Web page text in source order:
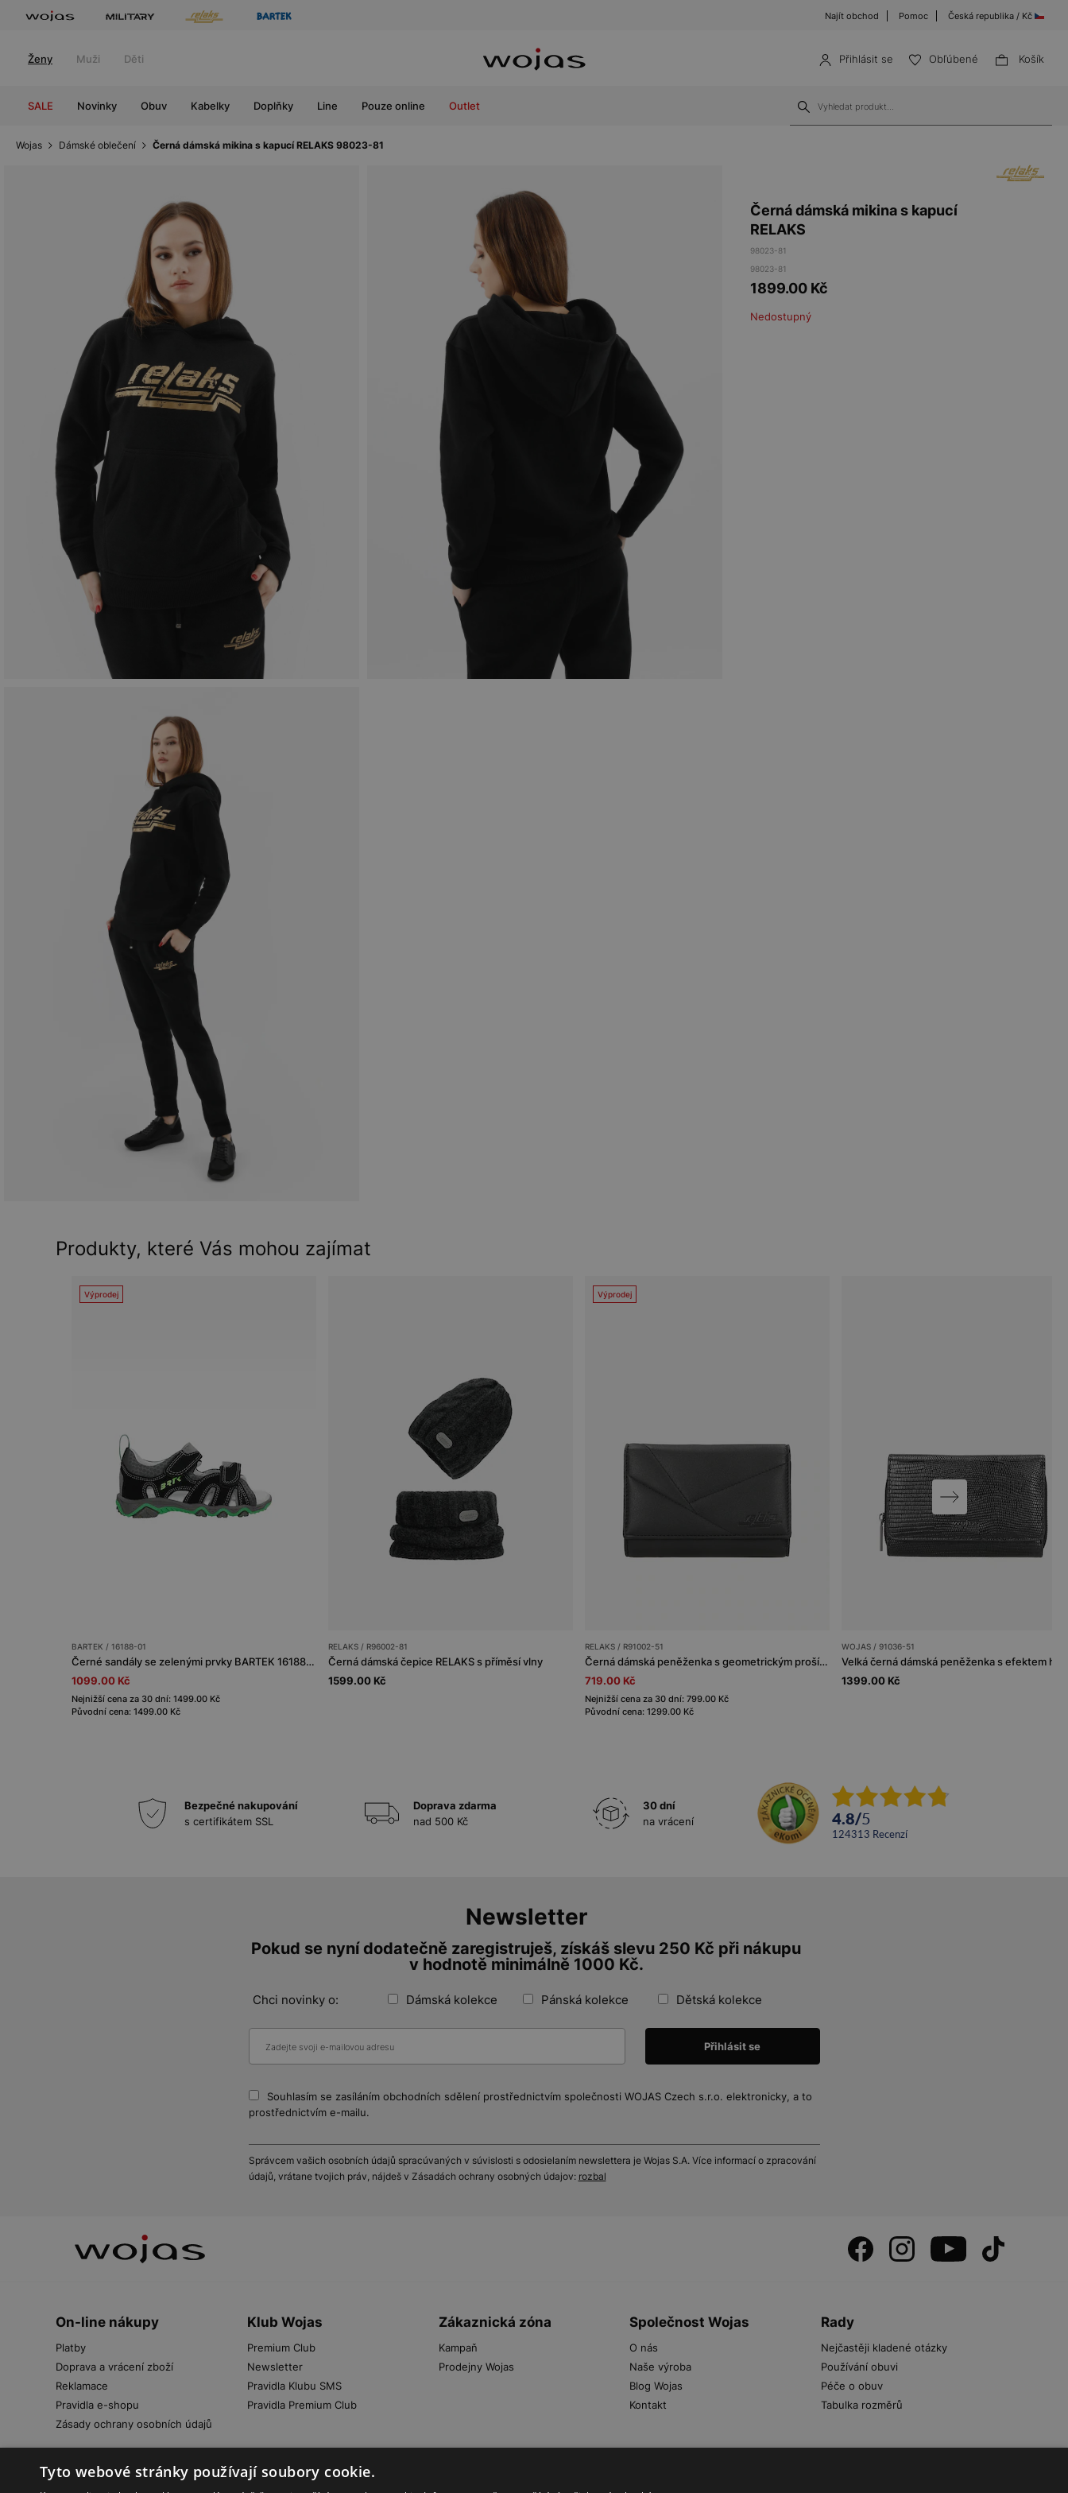
Najít obchod Pomoc Česká republika / Kč
Ženy Muži Děti Přihlásit se Obľúbené Košík
SALE Novinky Obuv Kabelky Doplňky Line Pouze online Outlet
Wojas Dámské oblečení Černá dámská mikina s kapucí RELAKS 98023-81
Černá dámská mikina s kapucí
RELAKS
98023-81
98023-81
1899.00 Kč
Nedostupný
Produkty, které Vás mohou zajímat
Výprodej
BARTEK / 16188-01
Černé sandály se zelenými prvky BARTEK 16188-01
1099.00 Kč
Nejnižší cena za 30 dní: 1499.00 Kč
Původní cena: 1499.00 Kč
RELAKS / R96002-81
Černá dámská čepice RELAKS s příměsí vlny
1599.00 Kč
Výprodej
RELAKS / R91002-51
Černá dámská peněženka s geometrickým prošíváním RELAKS
719.00 Kč
Nejnižší cena za 30 dní: 799.00 Kč
Původní cena: 1299.00 Kč
WOJAS / 91036-51
1399.00 Kč
Bezpečné nakupování
s certifikátem SSL
Doprava zdarma
nad 500 Kč
30 dní
na vrácení
4.8/5
124313 recenzí
Newsletter
Pokud se nyní dodatečně zaregistruješ, získáš slevu 250 Kč při nákupu
v hodnotě minimálně 1000 Kč.
Chci novinky o: Dámská kolekce Pánská kolekce Dětská kolekce
Souhlasím se zasíláním obchodních sdělení prostřednictvím společnosti WOJAS Czech s.r.o. elektronicky, a to
prostřednictvím e-mailu.
Správcem vašich osobních údajů spracúvaných v súvislosti s odosielaním newslettera je Wojas S.A. Více informací o zpracování
údajů, vrátane tvojich práv, nájdeš v Zásadách ochrany osobných údajov: rozbal
On-line nákupy
Platby
Doprava a vrácení zboží
Reklamace
Pravidla e-shopu
Zásady ochrany osobních údajů
Klub Wojas
Premium Club
Newsletter
Pravidla Klubu SMS
Pravidla Premium Club
Zákaznická zóna
Kampaň
Prodejny Wojas
Společnost Wojas
O nás
Naše výroba
Blog Wojas
Kontakt
Rady
Nejčastěji kladené otázky
Používání obuvi
Péče o obuv
Tabulka rozměrů
Tyto webové stránky používají soubory cookie.